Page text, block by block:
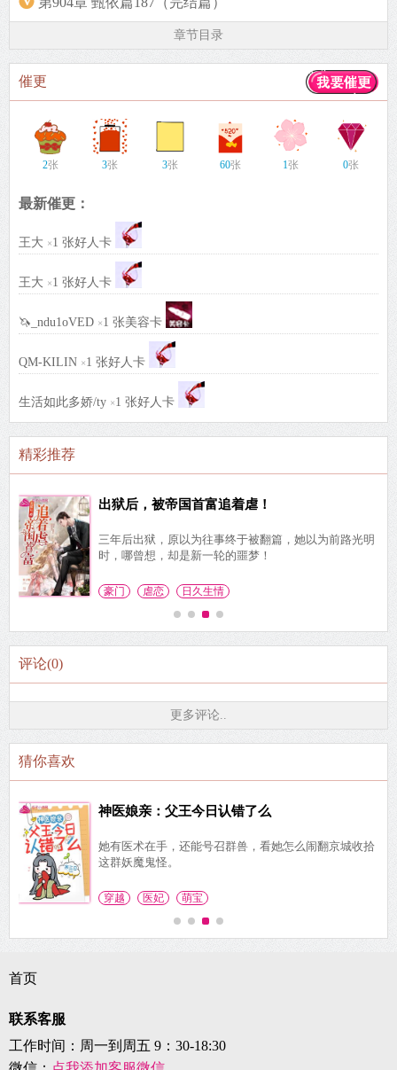
章节目录
催更
2张 3张 3张 60张 1张 0张
最新催更：
王大 ×1 张好人卡
王大 ×1 张好人卡
🦄_ndu1oVED ×1 张美容卡
QM-KILIN ×1 张好人卡
生活如此多娇/ty ×1 张好人卡
精彩推荐
出狱后，被帝国首富追着虐！
三年后出狱，原以为往事终于被翻篇，她以为前路光明
时，哪曾想，却是新一轮的噩梦！
豪门 虐恋 日久生情
评论(0)
更多评论..
猜你喜欢
神医娘亲：父王今日认错了么
她有医术在手，还能号召群兽，看她怎么闹翻京城收拾
这群妖魔鬼怪。
穿越 医妃 萌宝
首页
联系客服
工作时间：周一到周五 9：30-18:30